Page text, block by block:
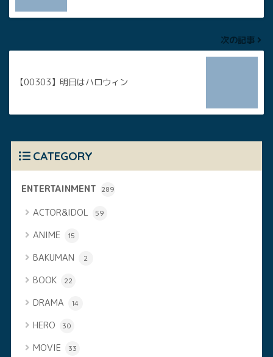
次の記事
【00303】明日はハロウィン
CATEGORY
ENTERTAINMENT 289
ACTOR&IDOL 59
ANIME 15
BAKUMAN 2
BOOK 22
DRAMA 14
HERO 30
MOVIE 33